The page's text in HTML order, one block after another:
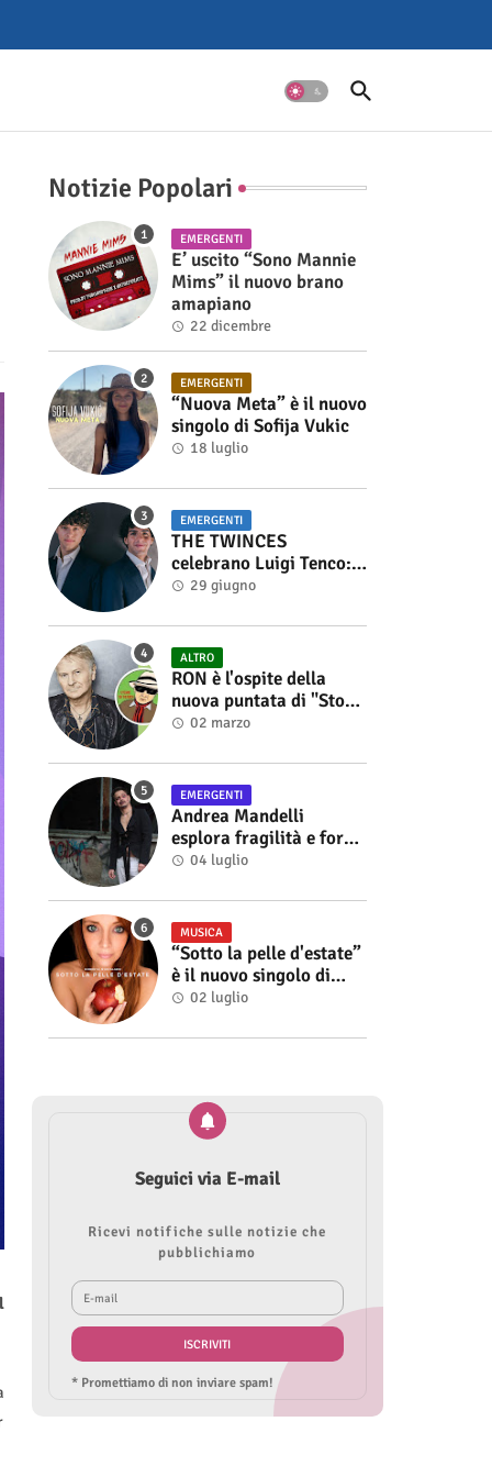
Notizie Popolari
EMERGENTI
E’ uscito “Sono Mannie
Mims” il nuovo brano
amapiano
22 dicembre
EMERGENTI
“Nuova Meta” è il nuovo
singolo di Sofija Vukic
18 luglio
EMERGENTI
THE TWINCES
celebrano Luigi Tenco:
fuori singolo e video di
29 giugno
ALTRO
RON è l'ospite della
nuova puntata di "Storie
di Musica", in onda sul
Alberto Salerno
02 marzo
EMERGENTI
Andrea Mandelli
esplora fragilità e forza
nel videoclip di “Sofia”
04 luglio
MUSICA
“Sotto la pelle d'estate”
è il nuovo singolo di
Roberta Modìgliani
02 luglio
Seguici via E-mail
Ricevi notifiche sulle notizie che
pubblichiamo
* Promettiamo di non inviare spam!